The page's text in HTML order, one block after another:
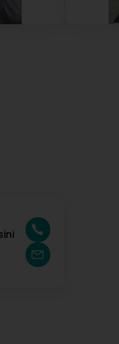
his welcome and his
(Original) MR Olivier
été très satisfait de